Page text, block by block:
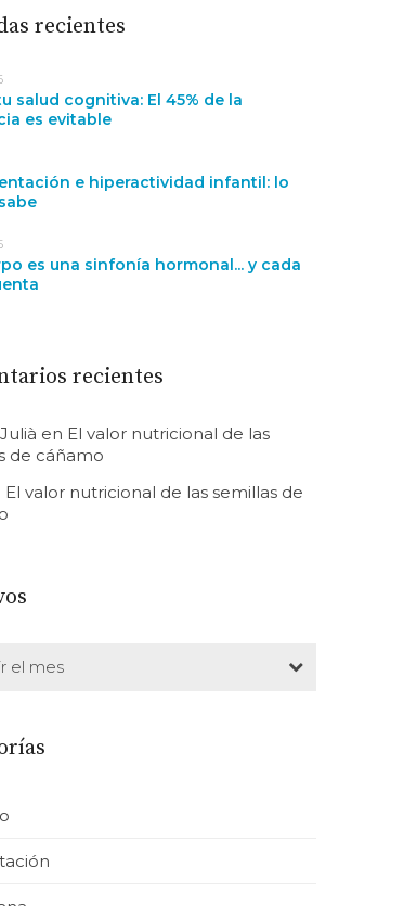
recientes
salud cognitiva: El 45% de la
es evitable
e hiperactividad infantil: lo
es una sinfonía hormonal... y cada
recientes
en El valor nutricional de las
de cáñamo
El valor nutricional de las semillas de
el mes